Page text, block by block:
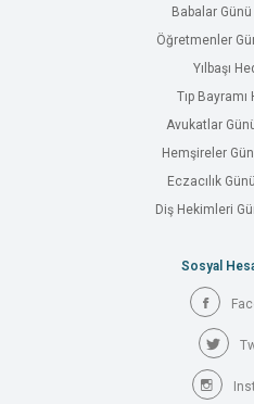
Babalar
Öğretmenler
Yılbaşı
Tıp
Avukatlar
Hemşireler
Eczacılık
Diş Hekimleri
Sosyal